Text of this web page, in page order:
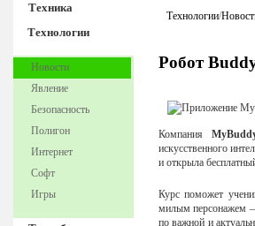
Техника
Технологии
Новости
Явление
Безопасность
Полигон
Интернет
Софт
Игры
Технологии/
Робот
Компания
искусственного
и открыла
Курс поможет
милым персонажем
по важной и